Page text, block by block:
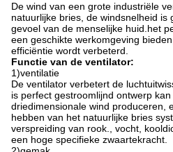
De wind van een grote industriële
natuurlijke bries, de windsnelheid is
gevoel van de menselijke huid.het
een geschikte werkomgeving
efficiëntie wordt verbeterd.
Functie van de ventilator:
1)ventilatie
De ventilator verbetert de
is perfect gestroomlijnd ontwerp
driedimensionale wind produceren,
hebben van het natuurlijke bries
verspreiding van rook., vocht,
een hoge specifieke zwaartekracht.